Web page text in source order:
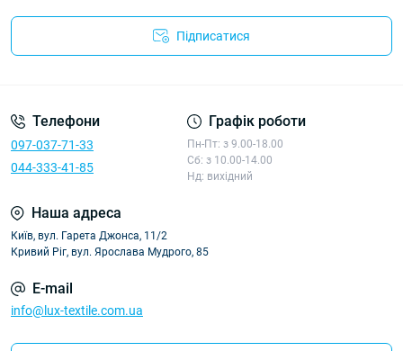
Підписатися
Телефони
097-037-71-33
044-333-41-85
Графік роботи
Пн-Пт: з 9.00-18.00
Сб: з 10.00-14.00
Нд: вихідний
Наша адреса
Київ, вул. Гарета Джонса, 11/2
Кривий Ріг, вул. Ярослава Мудрого, 85
E-mail
info@lux-textile.com.ua